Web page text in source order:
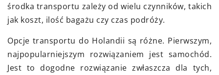
środka transportu zależy od wielu czynników, takich
jak koszt, ilość bagażu czy czas podróży.
Opcje transportu do Holandii są różne. Pierwszym,
najpopularniejszym rozwiązaniem jest samochód.
Jest to dogodne rozwiązanie zwłaszcza dla tych,